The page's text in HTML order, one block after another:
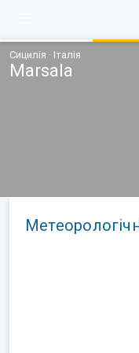
Сицилія · Італія
Marsala